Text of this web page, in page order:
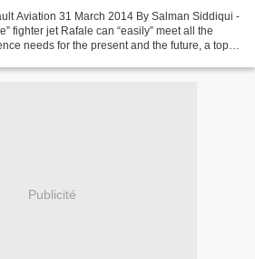
Aviation 31 March 2014 By Salman Siddiqui -
fighter jet Rafale can “easily” meet all the
needs for the present and the future, a top
Publicité